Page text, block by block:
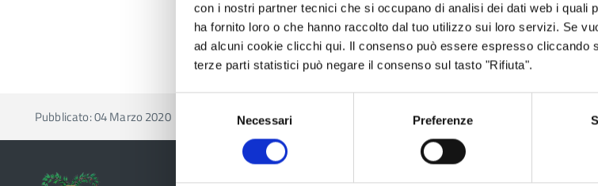
con i nostri partner tecnici che si occupano di analisi dei dati web i quali
ha fornito loro o che hanno raccolto dal tuo utilizzo sui loro servizi. Se
ad alcuni cookie clicchi qui. Il consenso può essere espresso cliccando
terze parti statistici può negare il consenso sul tasto "Rifiuta".
consenso
Necessari Preferenze
Pubblicato: 04 Marzo 2020